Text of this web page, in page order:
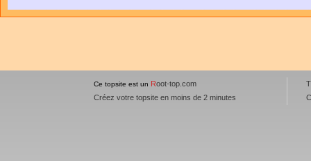
Ce topsite est un Root-top.com
Créez votre topsite en moins de 2 minutes